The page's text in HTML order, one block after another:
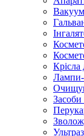
Лампи-